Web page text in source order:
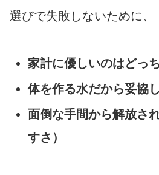
選びで失敗しないために、
家計に優しいのはどっ
体を作る水だから妥協
面倒な手間から解放さ
すさ）